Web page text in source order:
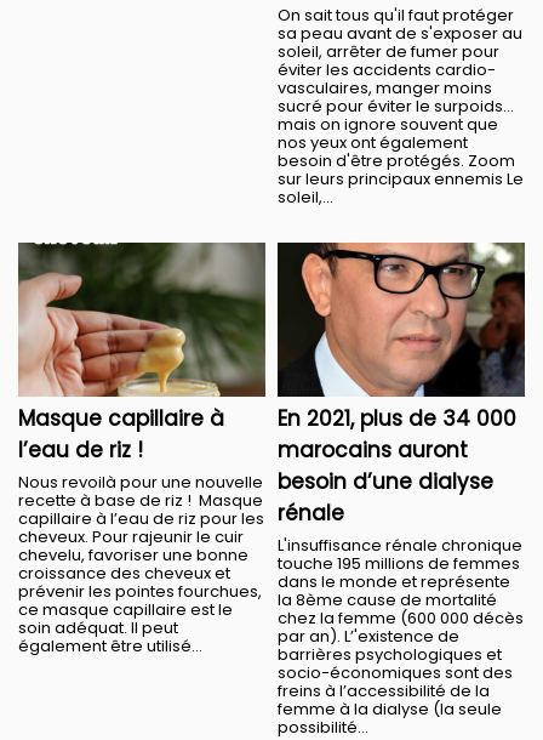
On sait tous qu'il faut protéger
sa peau avant de s'exposer au
soleil, arrêter de fumer pour
éviter les accidents cardio-
vasculaires, manger moins
sucré pour éviter le surpoids…
mais on ignore souvent que
nos yeux ont également
besoin d'être protégés. Zoom
sur leurs principaux ennemis Le
soleil,...
Masque capillaire à
l’eau de riz !
Nous revoilà pour une nouvelle
recette à base de riz ! Masque
capillaire à l’eau de riz pour les
cheveux. Pour rajeunir le cuir
chevelu, favoriser une bonne
croissance des cheveux et
prévenir les pointes fourchues,
ce masque capillaire est le
soin adéquat. Il peut
également être utilisé...
En 2021, plus de 34 000
marocains auront
besoin d’une dialyse
rénale
L'insuffisance rénale chronique
touche 195 millions de femmes
dans le monde et représente
la 8ème cause de mortalité
chez la femme (600 000 décès
par an). L’'existence de
barrières psychologiques et
socio-économiques sont des
freins à l’accessibilité de la
femme à la dialyse (la seule
possibilité...